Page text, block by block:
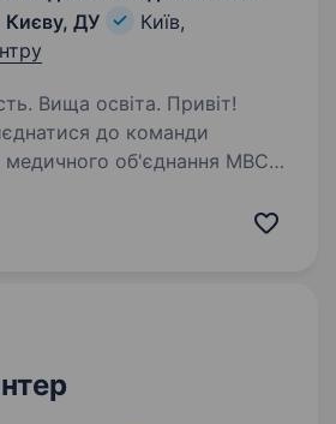
Києву, ДУ
Київ,
освіта. Привіт!
до команди
медичного об'єднання МВС
про співробітників